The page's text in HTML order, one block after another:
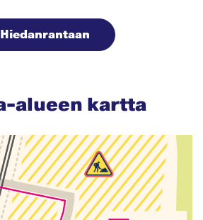
alueen kartta